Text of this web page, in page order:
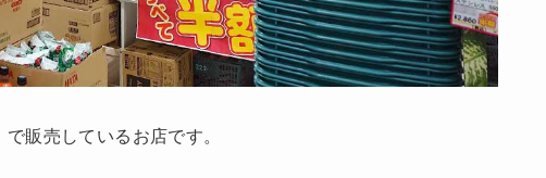
で販売しているお店です。